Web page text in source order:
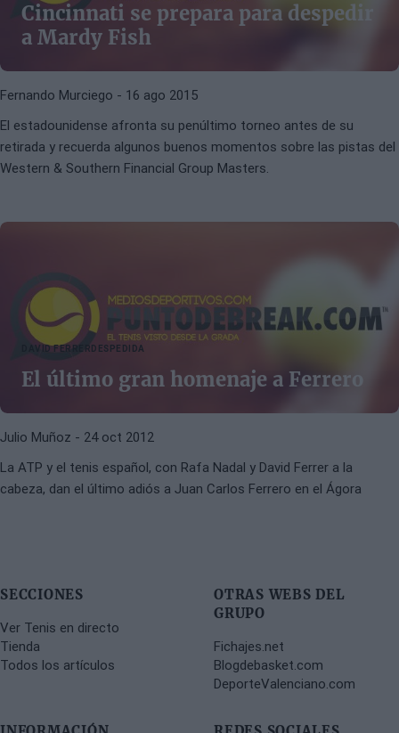
Cincinnati se prepara para despedir
a Mardy Fish
Fernando Murciego - 16 ago 2015
El estadounidense afronta su penúltimo torneo antes de su
retirada y recuerda algunos buenos momentos sobre las pistas del
Western & Southern Financial Group Masters.
DAVID FERRERDESPEDIDA
El último gran homenaje a Ferrero
Julio Muñoz - 24 oct 2012
La ATP y el tenis español, con Rafa Nadal y David Ferrer a la
cabeza, dan el último adiós a Juan Carlos Ferrero en el Ágora
SECCIONES
Ver Tenis en directo
Tienda
Todos los artículos
OTRAS WEBS DEL
GRUPO
Fichajes.net
Blogdebasket.com
DeporteValenciano.com